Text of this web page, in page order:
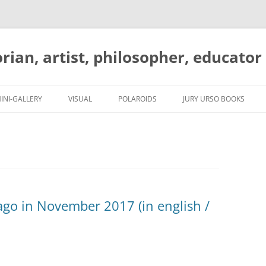
artist, philosopher, educator
to
GALLERY VISUAL POLAROIDS JURY URSO BOOKS
in November 2017 (in english /